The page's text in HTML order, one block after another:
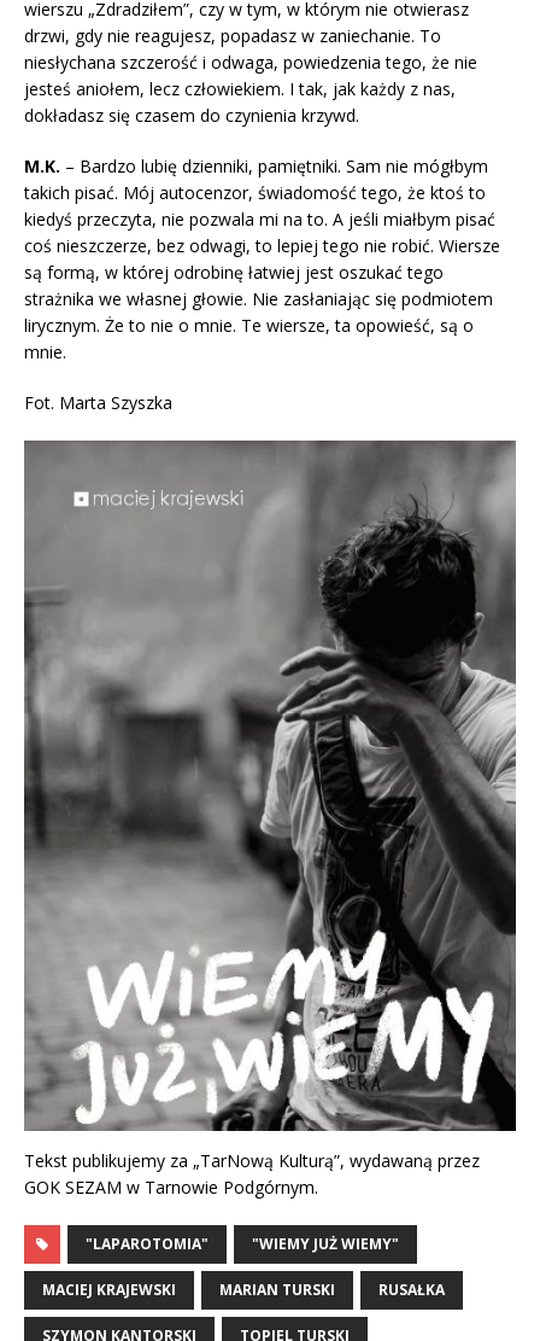
wierszu „Zdradziłem”, czy w tym, w którym nie otwierasz
drzwi, gdy nie reagujesz, popadasz w zaniechanie. To
niesłychana szczerość i odwaga, powiedzenia tego, że nie
jesteś aniołem, lecz człowiekiem. I tak, jak każdy z nas,
dokładasz się czasem do czynienia krzywd.
M.K. – Bardzo lubię dzienniki, pamiętniki. Sam nie mógłbym
takich pisać. Mój autocenzor, świadomość tego, że ktoś to
kiedyś przeczyta, nie pozwala mi na to. A jeśli miałbym pisać
coś nieszczerze, bez odwagi, to lepiej tego nie robić. Wiersze
są formą, w której odrobinę łatwiej jest oszukać tego
strażnika we własnej głowie. Nie zasłaniając się podmiotem
lirycznym. Że to nie o mnie. Te wiersze, ta opowieść, są o
mnie.
Fot. Marta Szyszka
Tekst publikujemy za „TarNową Kulturą”, wydawaną przez
GOK SEZAM w Tarnowie Podgórnym.
"LAPAROTOMIA" "WIEMY JUŻ WIEMY"
MACIEJ KRAJEWSKI MARIAN TURSKI RUSAŁKA
SZYMON KANTORSKI TOPIEL TURSKI